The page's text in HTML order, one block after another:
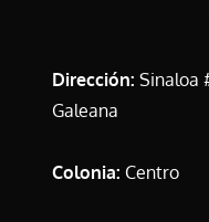
Dirección: Sinaloa
Galeana
Colonia: Centro